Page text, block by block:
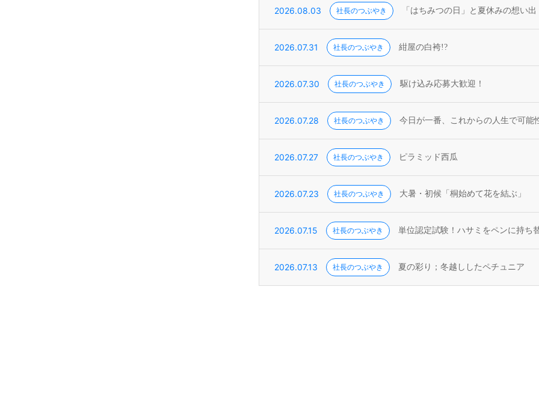
2026.08.03 社長のつぶやき 「はちみつの日」と夏休みの想い出
2026.07.31 社長のつぶやき 紺屋の白袴!?
2026.07.30 社長のつぶやき 駆け込み応募大歓迎！
2026.07.28 社長のつぶやき 今日が一番、これからの人生で可能
2026.07.27 社長のつぶやき ピラミッド西瓜
2026.07.23 社長のつぶやき 大暑・初候「桐始めて花を結ぶ」
2026.07.15 社長のつぶやき 単位認定試験！ハサミをペンに持ち
2026.07.13 社長のつぶやき 夏の彩り；冬越ししたペチュニア